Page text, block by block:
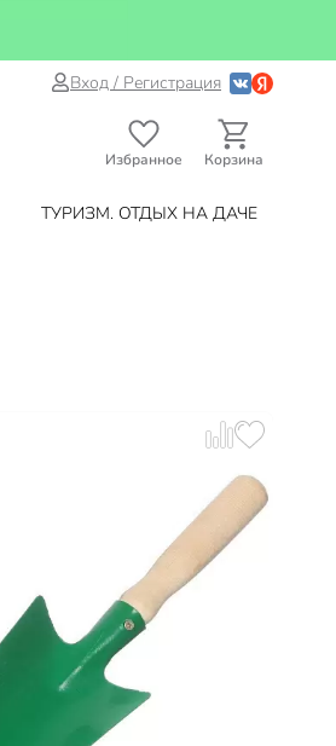
Вход / Регистрация
Избранное Корзина
ТУРИЗМ. ОТДЫХ НА ДАЧЕ